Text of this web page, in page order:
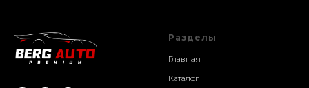
Разделы
Главная
Каталог